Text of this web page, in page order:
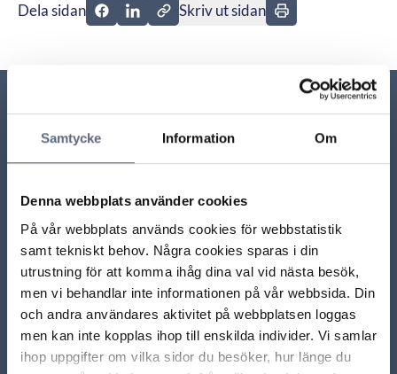
Samtycke Information Om
Denna webbplats använder cookies
På vår webbplats används cookies för webbstatistik
samt tekniskt behov. Några cookies sparas i din
utrustning för att komma ihåg dina val vid nästa besök,
men vi behandlar inte informationen på vår webbsida. Din
och andra användares aktivitet på webbplatsen loggas
men kan inte kopplas ihop till enskilda individer. Vi samlar
ihop uppgifter om vilka sidor du besöker, hur länge du
Dela sidan
Dela sidan på Facebook
Dela sidan på Linkedin
Skriv ut sidan
Relaterade sidor till frågan
avtalet?
Hur säger jag upp en tjänst?
Måste jag vänta med att säga upp avtalet till en
månad innan bindningstiden går ut?
Olika sätt att avsluta ett abonnemang